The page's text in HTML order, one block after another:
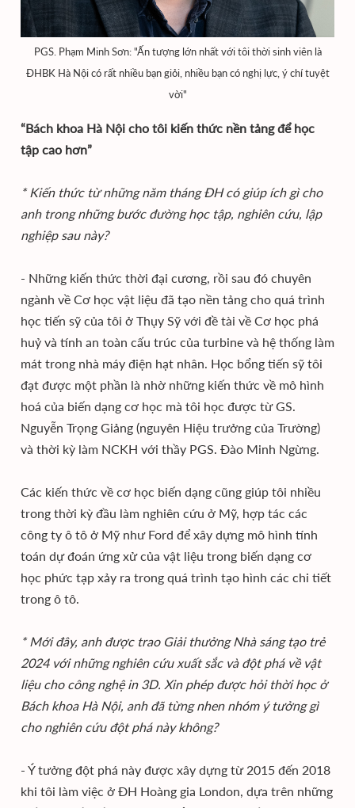
PGS. Phạm Minh Sơn: "Ấn tượng lớn nhất với tôi thời sinh viên là
ĐHBK Hà Nội có rất nhiều bạn giỏi, nhiều bạn có nghị lực, ý chí tuyệt
vời"
“Bách khoa Hà Nội cho tôi kiến thức nền tảng để học
tập cao hơn”
* Kiến thức từ những năm tháng ĐH có giúp ích gì cho
anh trong những bước đường học tập, nghiên cứu, lập
nghiệp sau này?
- Những kiến thức thời đại cương, rồi sau đó chuyên
ngành về Cơ học vật liệu đã tạo nền tảng cho quá trình
học tiến sỹ của tôi ở Thụy Sỹ với đề tài về Cơ học phá
huỷ và tính an toàn cấu trúc của turbine và hệ thống làm
mát trong nhà máy điện hạt nhân. Học bổng tiến sỹ tôi
đạt được một phần là nhờ những kiến thức về mô hình
hoá của biến dạng cơ học mà tôi học được từ GS.
Nguyễn Trọng Giảng (nguyên Hiệu trưởng của Trường)
và thời kỳ làm NCKH với thầy PGS. Đào Minh Ngừng.
Các kiến thức về cơ học biến dạng cũng giúp tôi nhiều
trong thời kỳ đầu làm nghiên cứu ở Mỹ, hợp tác các
công ty ô tô ở Mỹ như Ford để xây dựng mô hình tính
toán dự đoán ứng xử của vật liệu trong biến dạng cơ
học phức tạp xảy ra trong quá trình tạo hình các chi tiết
trong ô tô.
* Mới đây, anh được trao Giải thưởng Nhà sáng tạo trẻ
2024 với những nghiên cứu xuất sắc và đột phá về vật
liệu cho công nghệ in 3D. Xin phép được hỏi thời học ở
Bách khoa Hà Nội, anh đã từng nhen nhóm ý tưởng gì
cho nghiên cứu đột phá này không?
- Ý tưởng đột phá này được xây dựng từ 2015 đến 2018
khi tôi làm việc ở ĐH Hoàng gia London, dựa trên những